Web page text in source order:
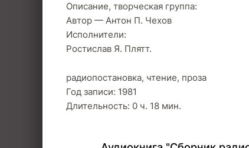
Описание, творческая группа:
Автор — Антон П. Чехов
Исполнители:
Ростислав Я. Плятт.
радиопостановка, чтение, проза
Год записи: 1981
Длительность: 0 ч. 18 мин.